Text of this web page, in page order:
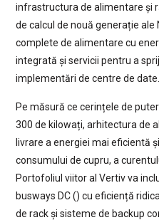
infrastructura de alimentare și
de calcul de nouă generație ale
complete de alimentare cu
integrată și servicii pentru a
implementări de centre de date.
Pe măsură ce cerințele de
300 de kilowați, arhitectura de
livrare a energiei mai eficientă
consumului de cupru, a
Portofoliul viitor al Vertiv va
busways DC () cu eficiență
de rack și sisteme de backup